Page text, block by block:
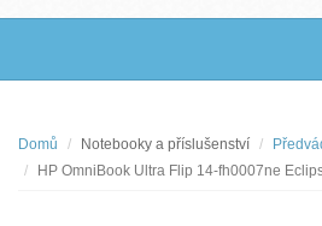
Domů Notebooky a příslušenství
HP OmniBook Ultra Flip 14-fh0007ne